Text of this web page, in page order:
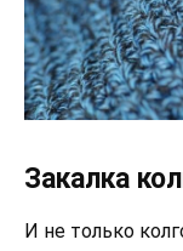
Закалка
И не только